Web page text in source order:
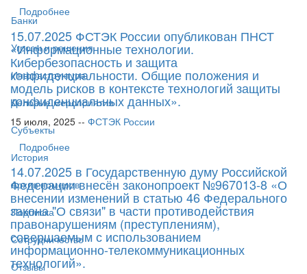
Банки
Угрозы и решения
Инфраструктура
Деловые мероприятия
Субъекты
История
Архив номеров
Подписка
Сотрудничество
Отзывы
Подробнее
15.07.2025 ФСТЭК России опубликован ПНСТ
«Информационные технологии.
Кибербезопасность и защита
конфиденциальности. Общие положения и
модель рисков в контексте технологий защиты
конфиденциальных данных».
15 июля, 2025 -- ФСТЭК России
Подробнее
14.07.2025 в Государственную думу Российской
Федерации внесён законопроект №967013-8 «О
внесении изменений в статью 46 Федерального
закона "О связи" в части противодействия
правонарушениям (преступлениям),
совершаемым с использованием
информационно-телекоммуникационных
технологий».